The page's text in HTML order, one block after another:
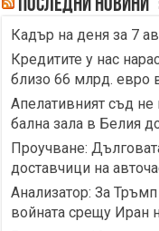
Последни новини
Кадър на деня за 7
Кредитите у нас
близо 66 млрд. евро
Апелативният съд
бална зала в Белия
Проучване:
доставчици на
Анализатор: За
войната срещу Иран